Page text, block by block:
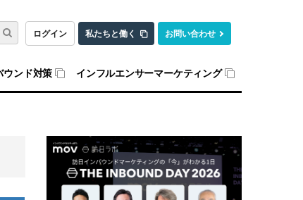
ログイン 私たちと働く お問い合わせ
ウンド対策 インフルエンサーマーケティング